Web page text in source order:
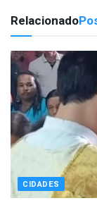
Relacionado
CIDADES